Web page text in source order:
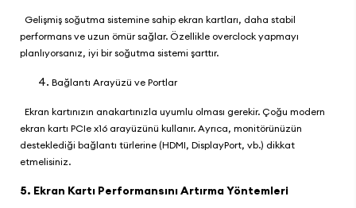
Gelişmiş soğutma sistemine sahip ekran kartları, daha stabil
performans ve uzun ömür sağlar. Özellikle overclock yapmayı
planlıyorsanız, iyi bir soğutma sistemi şarttır.
Bağlantı Arayüzü ve Portlar
Ekran kartınızın anakartınızla uyumlu olması gerekir. Çoğu modern
ekran kartı PCIe x16 arayüzünü kullanır. Ayrıca, monitörünüzün
desteklediği bağlantı türlerine (HDMI, DisplayPort, vb.) dikkat
etmelisiniz.
5. Ekran Kartı Performansını Artırma Yöntemleri